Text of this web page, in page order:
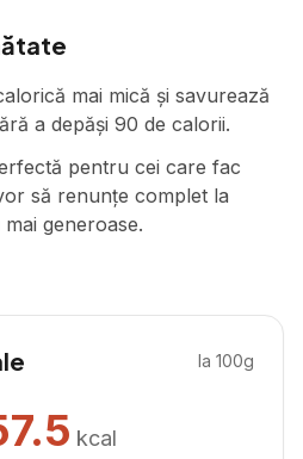
mai mică și savurează
a depăși 90 de calorii.
pentru cei care fac
să renunțe complet la
generoase.
la 100g
kcal